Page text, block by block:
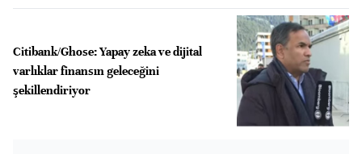
Citibank/Ghose: Yapay zeka ve dijital
varlıklar finansın geleceğini
şekillendiriyor